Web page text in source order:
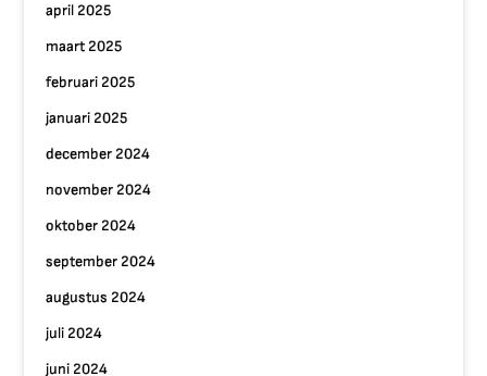
april 2025
maart 2025
februari 2025
januari 2025
december 2024
november 2024
oktober 2024
september 2024
augustus 2024
juli 2024
juni 2024